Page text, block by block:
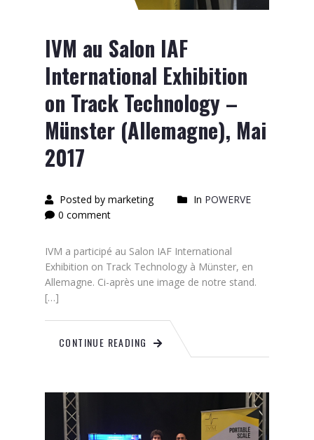
IVM au Salon IAF
International Exhibition
on Track Technology –
Münster (Allemagne), Mai
2017
Posted by marketing In POWERVE
0 comment
IVM a participé au Salon IAF International
Exhibition on Track Technology à Münster, en
Allemagne. Ci-après une image de notre stand.
[…]
CONTINUE READING